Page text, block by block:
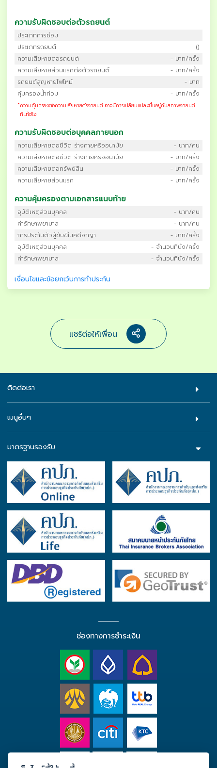
ความรับผิดชอบต่อตัวรถยนต์
ประเภทการซ่อม
ประเภทรถยนต์
()
ความเสียหายต่อรถยนต์
- บาท/ครั้ง
ความเสียหายส่วนแรกต่อตัวรถยนต์
- บาท/ครั้ง
รถยนต์สูญหายไฟไหม้
- บาท
คุ้มครองน้ำท่วม
- บาท/ครั้ง
*ความคุ้มครองต่อความเสียหายต่อรถยนต์ อาจมีการเปลี่ยนแปลงขึ้นอยู่กับสภาพรถยนต์
ที่แท้จริง
ความรับผิดชอบต่อบุคคลภายนอก
ความเสียหายต่อชีวิต ร่างกายหรืออนามัย
- บาท/คน
ความเสียหายต่อชีวิต ร่างกายหรืออนามัย
- บาท/ครั้ง
ความเสียหายต่อทรัพย์สิน
- บาท/ครั้ง
ความเสียหายส่วนแรก
- บาท/ครั้ง
ความคุ้มครองตามเอกสารแนบท้าย
อุบัติเหตุส่วนบุคคล
- บาท/คน
ค่ารักษาพยาบาล
- บาท/คน
การประกันตัวผู้ขับขี่ในคดีอาญา
- บาท/ครั้ง
อุบัติเหตุส่วนบุคคล
- จำนวนที่นั่ง/ครั้ง
ค่ารักษาพยาบาล
- จำนวนที่นั่ง/ครั้ง
เงื่อนไขและข้อยกเว้นการทำประกัน
แชร์ต่อให้เพื่อน
ติดต่อเรา
เมนูอื่นๆ
มาตรฐานรองรับ
ช่องทางการชำระเงิน